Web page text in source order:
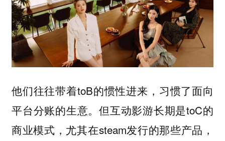
他们往往带着toB的惯性进来，习惯了面向
平台分账的生意。但互动影游长期是toC的
商业模式，尤其在steam发行的那些产品，